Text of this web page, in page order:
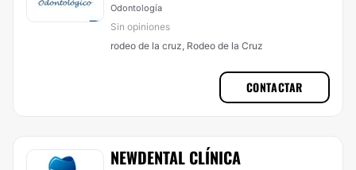
Odontología
Sin opiniones
rodeo de la cruz, Rodeo de la Cruz
CONTACTAR
NEWDENTAL CLÍNICA